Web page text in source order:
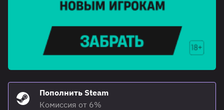
Пополнить Steam
Комиссия от 6%